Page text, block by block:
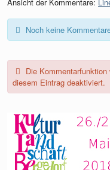
Noch keine
Die
diesem Eintrag deaktiviert.